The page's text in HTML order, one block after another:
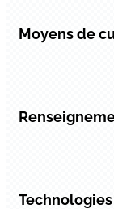
Moyens de